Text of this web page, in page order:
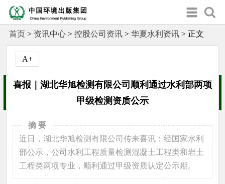
首页> 资讯中心> 控股公司资讯> 华夏水利资讯> 正文
A+
喜报｜湖北华旭检测有限公司顺利通过水利部两项
甲级检测资质公示
摘 要
近日，湖北华旭检测有限公司传来喜讯：经国家水利
部公示，公司水利工程质量检测混凝土工程类和岩土
工程类两项专业，顺利通过甲级资质认定公示期。